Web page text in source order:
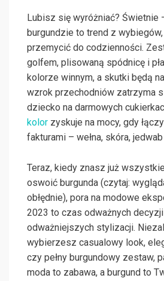
Lubisz się wyróżniać? Świetnie
burgundzie to trend z
przemycić do codzienności.
golfem, plisowaną spódnicę i
kolorze winnym, a skutki będą
wzrok przechodniów zatrzyma
dziecko na darmowych
kolor zyskuje na mocy, gdy
fakturami – wełna, skóra,
Teraz, kiedy znasz już
oswoić burgunda (czytaj:
obłędnie), pora na modowe
2023 to czas odważnych
odważniejszych stylizacji.
wybierzesz casualowy look,
czy pełny burgundowy zestaw,
moda to zabawa, a burgund to